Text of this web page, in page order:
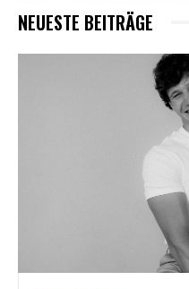
NEUESTE BEITRÄGE